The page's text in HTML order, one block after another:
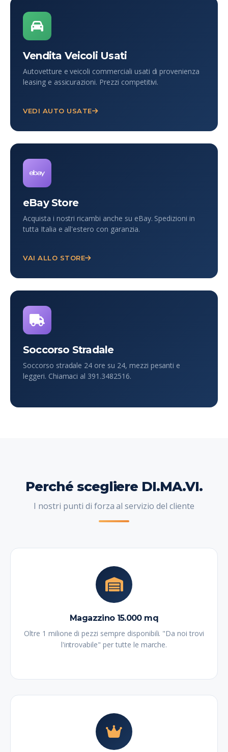
Vendita Veicoli Usati
Autovetture e veicoli commerciali usati di provenienza
leasing e assicurazioni. Prezzi competitivi.
VEDI AUTO USATE
eBay Store
Acquista i nostri ricambi anche su eBay. Spedizioni in
tutta Italia e all'estero con garanzia.
VAI ALLO STORE
Soccorso Stradale
Soccorso stradale 24 ore su 24, mezzi pesanti e
leggeri. Chiamaci al 391.3482516.
Perché scegliere DI.MA.VI.
I nostri punti di forza al servizio del cliente
Magazzino 15.000 mq
Oltre 1 milione di pezzi sempre disponibili. "Da noi trovi
l'introvabile" per tutte le marche.